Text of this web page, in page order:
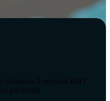
danışanla 8 seanslık BDT
yürütüldü.